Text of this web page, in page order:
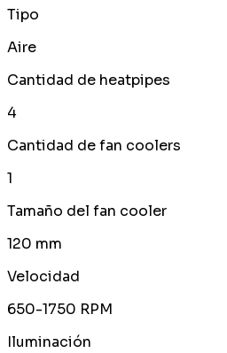
Tipo
Aire
Cantidad de heatpipes
4
Cantidad de fan coolers
1
Tamaño del fan cooler
120 mm
Velocidad
650-1750 RPM
Iluminación